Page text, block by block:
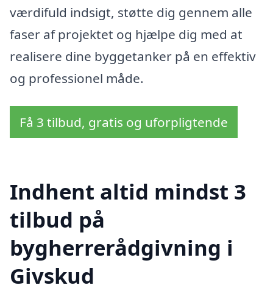
værdifuld indsigt, støtte dig gennem alle
faser af projektet og hjælpe dig med at
realisere dine byggetanker på en effektiv
og professionel måde.
Få 3 tilbud, gratis og uforpligtende
Indhent altid mindst 3
tilbud på
bygherrerådgivning i
Givskud